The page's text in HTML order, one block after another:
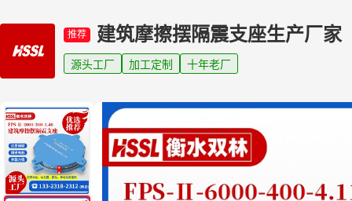
推荐 建筑摩擦摆隔震支座生产厂家
源头工厂 加工定制 十年老厂